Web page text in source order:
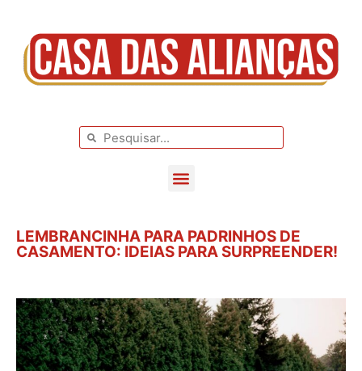
LEMBRANCINHA PARA PADRINHOS DE
CASAMENTO: IDEIAS PARA SURPREENDER!